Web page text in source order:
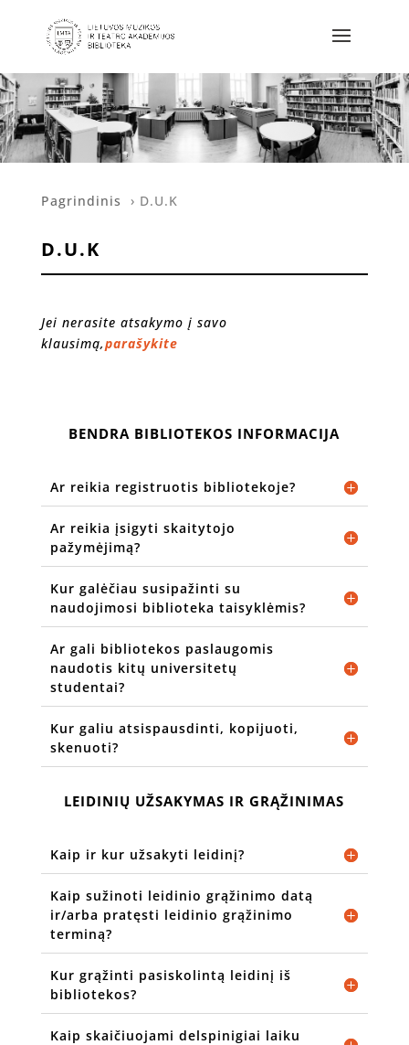
Pagrindinis › D.U.K
D.U.K
Jei nerasite atsakymo į savo
klausimą,parašykite
BENDRA BIBLIOTEKOS INFORMACIJA
Ar reikia registruotis bibliotekoje?
Ar reikia įsigyti skaitytojo
pažymėjimą?
Kur galėčiau susipažinti su
naudojimosi biblioteka taisyklėmis?
Ar gali bibliotekos paslaugomis
naudotis kitų universitetų
studentai?
Kur galiu atsispausdinti, kopijuoti,
skenuoti?
LEIDINIŲ UŽSAKYMAS IR GRĄŽINIMAS
Kaip ir kur užsakyti leidinį?
Kaip sužinoti leidinio grąžinimo datą
ir/arba pratęsti leidinio grąžinimo
terminą?
Kur grąžinti pasiskolintą leidinį iš
bibliotekos?
Kaip skaičiuojami delspinigiai laiku